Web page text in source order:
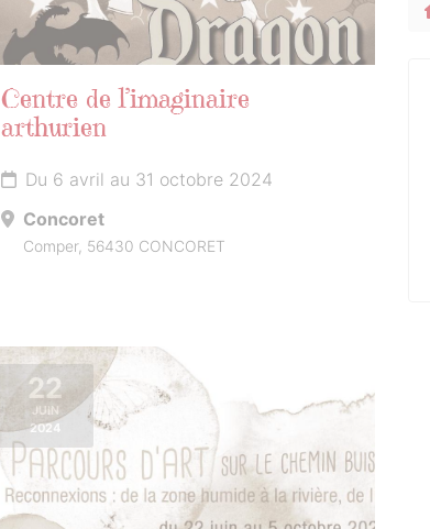
Centre de l’imaginaire
arthurien
Du 6 avril au 31 octobre 2024
Concoret
Comper, 56430 CONCORET
22
JUIN
2024